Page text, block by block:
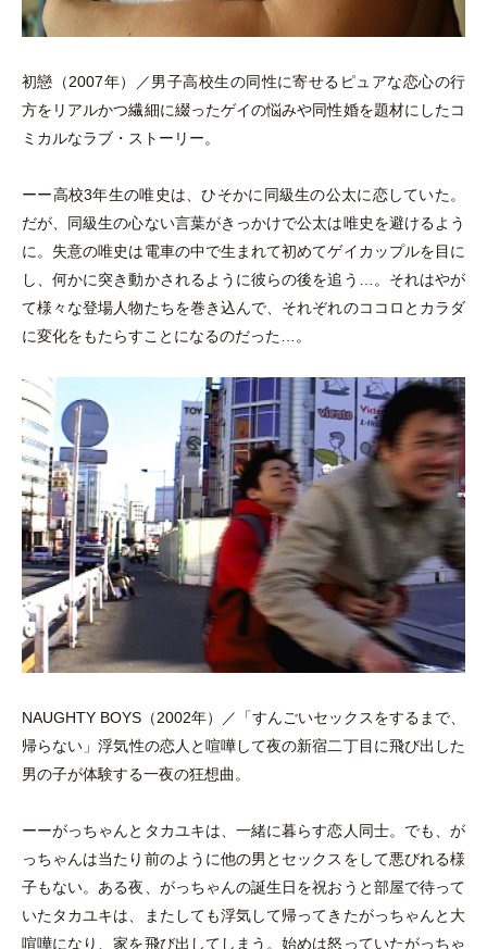
初戀 （2007年）
／男子高校生の同性に寄せるピュアな恋心の行
方をリアルかつ繊細に綴ったゲイの悩みや同性婚を題材にしたコ
ミカルなラブ ・ ストーリー。
ーー高校3年生の唯史は、ひそかに同級生の公太に恋していた。
だが、同級生の心ない言葉がきっかけで公太は唯史を避けるよう
に。失意の唯史は電車の中で生まれて初めてゲイカップルを目に
し、何かに突き動かされるように彼らの後を追う…。それはやが
て様々な登場人物たちを巻き込んで、それぞれのココロとカラダ
に変化をもたらすことになるのだった…。
NAUGHTY BOYS （2002年） ／ 「すんごいセックスをするまで、
帰らない 」浮気性の恋人と喧嘩して夜の新宿二丁目に飛び出した
男の子が体験する一夜の狂想曲。
ーーがっちゃんとタカユキは、一緒に暮らす恋人同士。でも、が
っちゃんは当たり前のように他の男とセックスをして悪びれる様
子もない。ある夜、がっちゃんの誕生日を祝おうと部屋で待って
いたタカユキは、またしても浮気して帰ってきたがっちゃんと大
喧嘩になり、家を飛び出してしまう。始めは怒っていたがっちゃ